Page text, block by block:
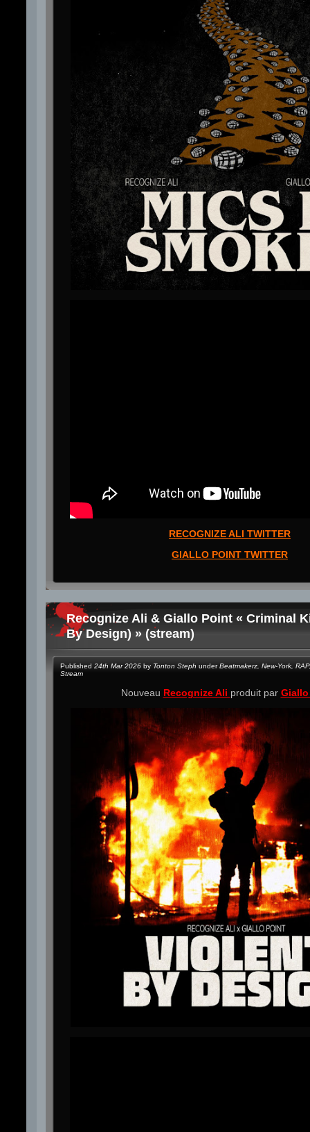
RECOGNIZE ALI TWITTER
GIALLO POINT TWITTER
Recognize Ali & Giallo Point « Criminal
By Design) » (stream)
Published 24th Mar 2026 by Tonton Steph underBeatmakerz New-York RAP
Stream
Nouveau Recognize Ali produit par